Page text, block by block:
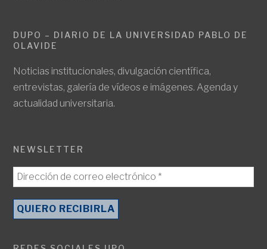
DUPO – DIARIO DE LA UNIVERSIDAD PABLO DE
OLAVIDE
Noticias institucionales, divulgación científica,
entrevistas, galería de vídeos e imágenes. Agenda y
actualidad universitaria.
NEWSLETTER